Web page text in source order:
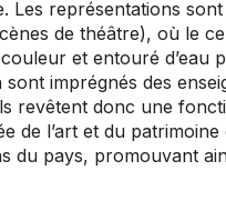
représentations
de théâtre), où le
et entouré d’eau
sont imprégnés des
revêtent donc une
de l’art et du
du pays, promouvant